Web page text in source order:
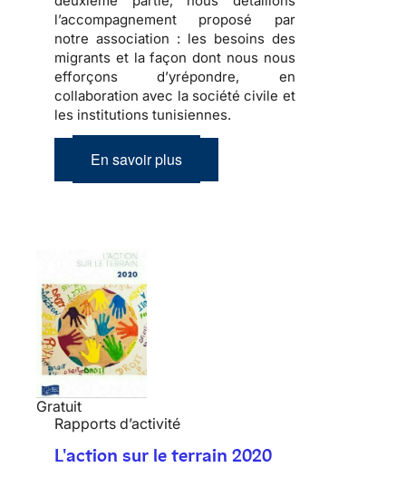
l’accompagnement proposé par
notre association : les besoins des
migrants et la façon dont nous nous
efforçons d’yrépondre, en
collaboration avec la société civile et
les institutions tunisiennes.
En savoir plus
Gratuit
Rapports d’activité
L'action sur le terrain 2020